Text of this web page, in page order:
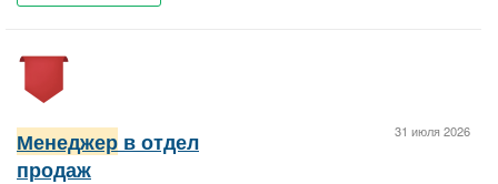
31 июля 2026
Менеджер в отдел
продаж